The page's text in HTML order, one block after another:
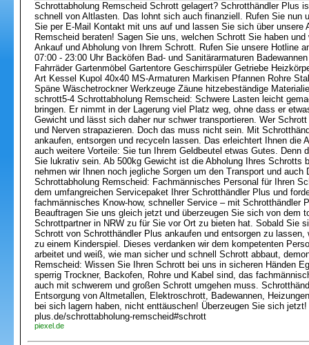
Schrottabholung Remscheid Schrott gelagert? Schrotthändler Plus
schnell von Altlasten. Das lohnt sich auch finanziell. Rufen Sie nun
Sie per E-Mail Kontakt mit uns auf und lassen Sie sich über unsere
Remscheid beraten! Sagen Sie uns, welchen Schrott Sie haben
Ankauf und Abholung von Ihrem Schrott. Rufen Sie unsere Hotline
07:00 - 23:00 Uhr Backöfen Bad- und Sanitärarmaturen
Fahrräder Gartenmöbel Gartentore Geschirrspüler Getriebe
Art Kessel Kupol 40x40 MS-Armaturen Markisen Pfannen Rohre
Späne Wäschetrockner Werkzeuge Zäune hitzebeständige
schrott5-4 Schrottabholung Remscheid: Schwere Lasten leicht
bringen. Er nimmt in der Lagerung viel Platz weg, ohne dass er
Gewicht und lässt sich daher nur schwer transportieren. Wer
und Nerven strapazieren. Doch das muss nicht sein. Mit
ankaufen, entsorgen und recyceln lassen. Das erleichtert Ihnen die
auch weitere Vorteile: Sie tun Ihrem Geldbeutel etwas Gutes. Denn
Sie lukrativ sein. Ab 500kg Gewicht ist die Abholung Ihres Schrotts
nehmen wir Ihnen noch jegliche Sorgen um den Transport und auch
Schrottabholung Remscheid: Fachmännisches Personal für Ihren
dem umfangreichen Servicepaket Ihrer Schrotthändler Plus und
fachmännisches Know-how, schneller Service – mit Schrotthändler
Beauftragen Sie uns gleich jetzt und überzeugen Sie sich von dem
Schrottpartner in NRW zu für Sie vor Ort zu bieten hat. Sobald Sie
Schrott von Schrotthändler Plus ankaufen und entsorgen zu
zu einem Kinderspiel. Dieses verdanken wir dem kompetenten
arbeitet und weiß, wie man sicher und schnell Schrott abbaut,
Remscheid: Wissen Sie Ihren Schrott bei uns in sicheren Händen
sperrig Trockner, Backofen, Rohre und Kabel sind, das
auch mit schwerem und großen Schrott umgehen muss.
Entsorgung von Altmetallen, Elektroschrott, Badewannen,
bei sich lagern haben, nicht enttäuschen! Überzeugen Sie sich
plus.de/schrottabholung-remscheid#schrott
piexel.de